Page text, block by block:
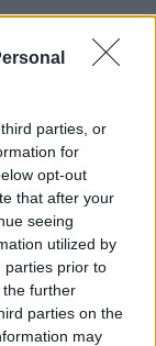
parties, or
for
opt-out
that after your
seeing
utilized by
parties prior to
further
parties on the
may